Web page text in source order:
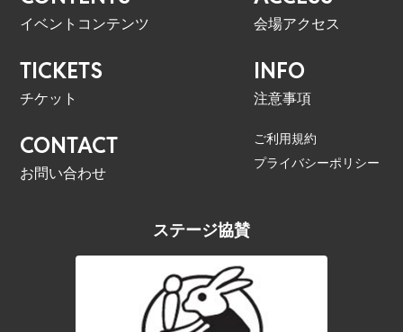
イベントコンテンツ
TICKETS
チケット
CONTACT
お問い合わせ
会場アクセス
INFO
注意事項
ご利用規約
プライバシーポリシー
ステージ協賛